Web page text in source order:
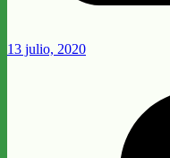
13 julio, 2020